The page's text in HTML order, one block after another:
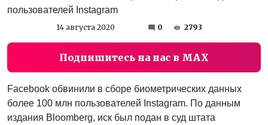
14 августа 2020 0 2793
Подпишитесь на нас в MAX
Facebook обвинили в сборе биометрических данных
более 100 млн пользователей Instagram. По данным
издания Bloomberg, иск был подан в суд штата